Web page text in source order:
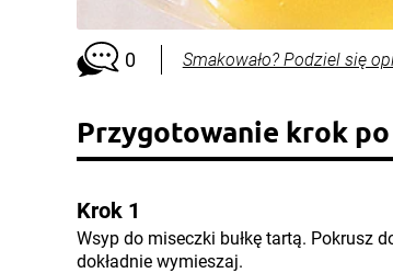
0 Smakowało? Podziel się
Przygotowanie krok
Krok 1
Wsyp do miseczki bułkę tartą. Pokrusz
dokładnie wymieszaj.